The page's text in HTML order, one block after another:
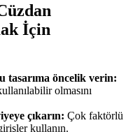
İçin
tasarıma öncelik verin:
olmasını
çıkarın: Çok faktörlü
kullanın.